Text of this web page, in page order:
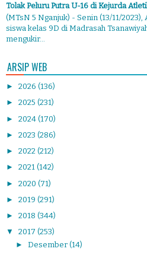
Tolak Peluru Putra U-16 di Kejurda
(MTsN 5 Nganjuk) - Senin (13/11/
siswa kelas 9D di Madrasah
mengukir...
ARSIP WEB
► 2026 (136)
► 2025 (231)
► 2024 (170)
► 2023 (286)
► 2022 (212)
► 2021 (142)
► 2020 (71)
► 2019 (291)
► 2018 (344)
▼ 2017 (253)
► Desember (14)